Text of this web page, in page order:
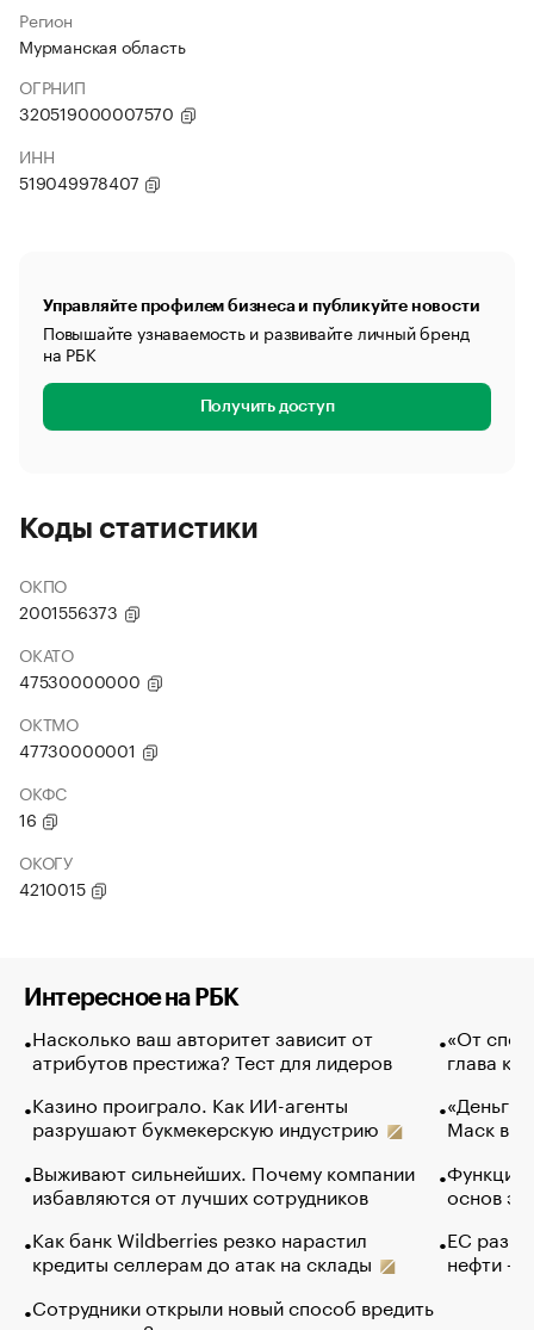
Регион
Мурманская область
ОГРНИП
320519000007570
ИНН
519049978407
Управляйте профилем бизнеса и публикуйте новости
Повышайте узнаваемость и развивайте личный бренд
на РБК
Получить доступ
Коды статистики
ОКПО
2001556373
ОКАТО
47530000000
ОКТМО
47730000001
ОКФС
16
ОКОГУ
4210015
Интересное на РБК
Насколько ваш авторитет зависит от
атрибутов престижа? Тест для лидеров
Казино проиграло. Как ИИ-агенты
разрушают букмекерскую индустрию
Выживают сильнейших. Почему компании
избавляются от лучших сотрудников
Как банк Wildberries резко нарастил
кредиты селлерам до атак на склады
Сотрудники открыли новый способ вредить
«От
глава
«Деньги
Маск в
Функции
основ
ЕС
нефти —